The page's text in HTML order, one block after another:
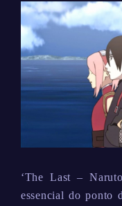
‘The Last –
essencial do ponto